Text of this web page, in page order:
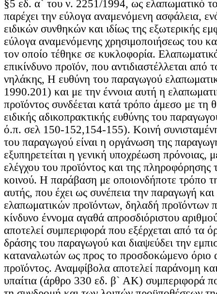
§5 εδ. α` του ν. 2251/1994, ως ελαπωματικό
παρέχει την εύλογα αναμενόμενη ασφάλεια,
ειδικών συνθηκών και ιδίως της εξωτερικής
εύλογα αναμενόμενης χρησιμοποιήσεως του
τον οποίο τέθηκε σε κυκλοφορία.
επικίνδυνο προϊόν, που αντιδιαστέλλεται
νηλάκης, Η ευθύνη του παραγωγού
1990.201) και με την έννοια αυτή η
προϊόντος συνδέεται κατά τρόπο άμεσο με τη
ειδικής αδικοπρακτικής ευθύνης του
ό.π. σελ 150-152,154-155). Κοινή
του παραγωγού είναι η οργάνωση της
εξυπηρετείται η γενική υποχρέωση πρόνοιας,
ελέγχου του προϊόντος και της πληροφόρησης
κοινού. Η παράβαση με οποιονδήποτε τρόπο
αυτής, που έχει ως συνέπεια την παραγωγή και
ελαπωματικών προϊόντων, δηλαδή προϊόντων
κίνδυνο έννομα αγαθά απροσδιόριστου
αποτελεί συμπεριφορά που εξέρχεται από τα
δράσης του παραγωγού και διαψεύδει την
καταναλωτών ως προς το προσδοκώμενο όριο
προϊόντος. Αναμφίβολα αποτελεί παράνομη
υπαίτια (άρθρο 330 εδ. β` ΑΚ) συμπεριφορά